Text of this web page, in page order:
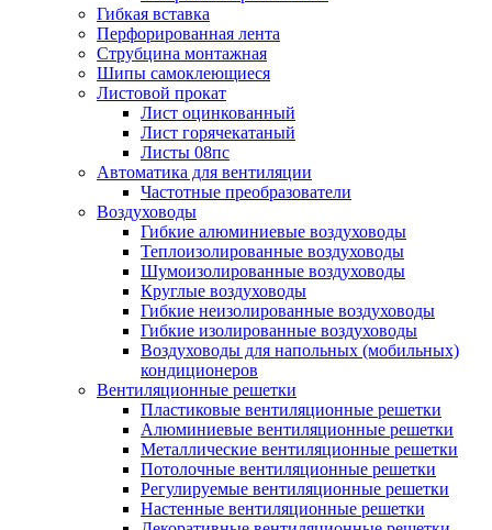
Гибкая вставка
Перфорированная лента
Струбцина монтажная
Шипы самоклеющиеся
Листовой прокат
Лист оцинкованный
Лист горячекатаный
Листы 08пс
Автоматика для вентиляции
Частотные преобразователи
Воздуховоды
Гибкие алюминиевые воздуховоды
Теплоизолированные воздуховоды
Шумоизолированные воздуховоды
Круглые воздуховоды
Гибкие неизолированные воздуховоды
Гибкие изолированные воздуховоды
Воздуховоды для напольных (мобильных)
кондиционеров
Вентиляционные решетки
Пластиковые вентиляционные решетки
Алюминиевые вентиляционные решетки
Металлические вентиляционные решетки
Потолочные вентиляционные решетки
Регулируемые вентиляционные решетки
Настенные вентиляционные решетки